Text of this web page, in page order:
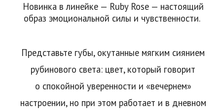
Новинка в линейке — Ruby Rose — настоящий
образ эмоциональной силы и чувственности.
Представьте губы, окутанные мягким сиянием
рубинового света: цвет, который говорит
о спокойной уверенности и «вечернем»
настроении, но при этом работает и в дневном